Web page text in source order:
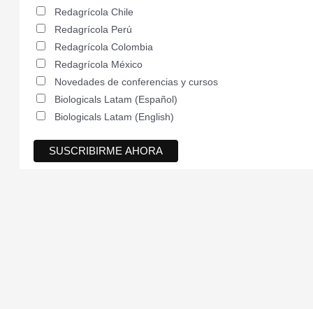
Redagrícola Chile
Redagrícola Perú
Redagrícola Colombia
Redagrícola México
Novedades de conferencias y cursos
Biologicals Latam (Español)
Biologicals Latam (English)